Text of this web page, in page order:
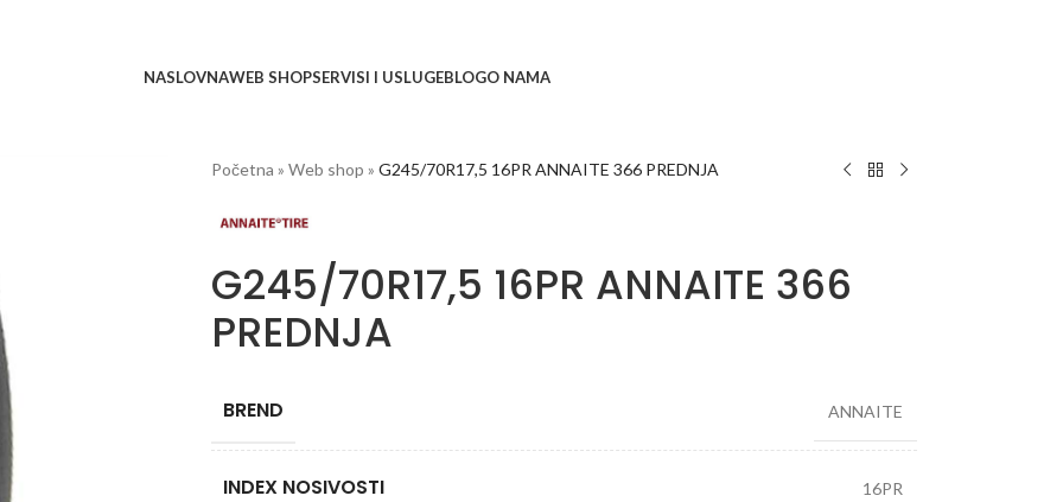
NASLOVNAWEB SHOPSERVISI I USLUGEBLOGO NAMA
Početna » Web shop » G245/70R17,5 16PR ANNAITE 366 PREDNJA
G245/70R17,5 16PR ANNAITE 366
PREDNJA
BREND ANNAITE
INDEX NOSIVOSTI 16PR